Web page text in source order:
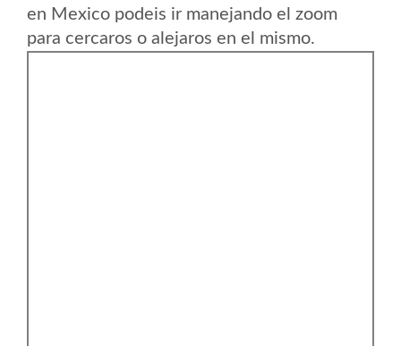
en Mexico podeis ir manejando el zoom
para cercaros o alejaros en el mismo.